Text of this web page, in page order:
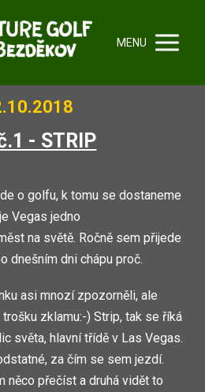
MENU
- STRIP
o golfu, k tomu se dostaneme
Vegas jedno
na světě. Ročně sem přijede
dnešním dni chápu proč.
asi mnozí zpozorněli, ale
zklamu:-) Strip, tak se říká
světa, hlavní třídě v Las Vegas.
za čím se sem jezdí.
něco přečíst a druhá vidět to